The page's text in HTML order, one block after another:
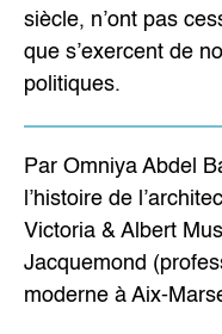
siècle, n’ont pas
que s’exercent de
politiques.
Par Omniya Abdel
l’histoire de
Victoria & Albert
Jacquemond
moderne à Aix-